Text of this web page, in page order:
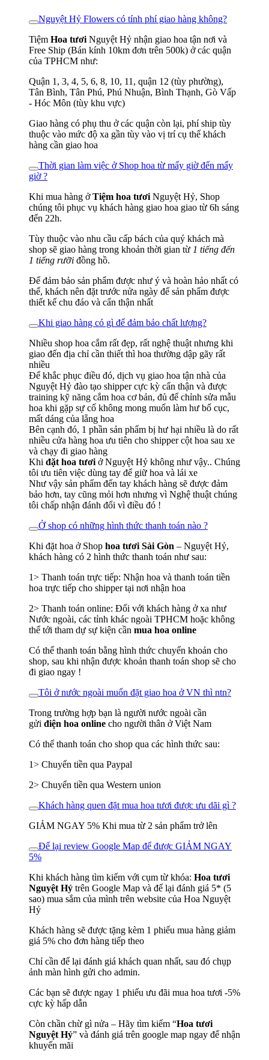
Nguyệt Hỷ Flowers có tính phí giao hàng không?
Tiệm Hoa tươi Nguyệt Hỷ nhận giao hoa tận nơi và
Free Ship (Bán kính 10km đơn trên 500k) ở các quận
của TPHCM như:
Quận 1, 3, 4, 5, 6, 8, 10, 11, quận 12 (tùy phường),
Tân Bình, Tân Phú, Phú Nhuận, Bình Thạnh, Gò Vấp
- Hóc Môn (tùy khu vực)
Giao hàng có phụ thu ở các quận còn lại, phí ship tùy
thuộc vào mức độ xa gần tùy vào vị trí cụ thể khách
hàng cần giao hoa
Thời gian làm việc ở Shop hoa từ mấy giờ đến mấy
giờ ?
Khi mua hàng ởTiệm hoa tươi Nguyệt Hỷ, Shop
chúng tôi phục vụ khách hàng giao hoa giao từ 6h sáng
đến 22h.
Tùy thuộc vào nhu cầu cấp bách của quý khách mà
shop sẽ giao hàng trong khoản thời gian từ 1 tiếng đến
1 tiếng rưỡi đồng hồ.
Để đảm bảo sản phẩm được như ý và hoàn hảo nhất có
thể, khách nên đặt trước nửa ngày để sản phẩm được
thiết kế chu đáo và cẩn thận nhất
Khi giao hàng có gì để đảm bảo chất lượng?
Nhiều shop hoa cắm rất đẹp, rất nghệ thuật nhưng khi
giao đến địa chỉ cần thiết thì hoa thường dập gãy rất
nhiều
Để khắc phục điều đó, dịch vụ giao hoa tận nhà của
Nguyệt Hỷ đào tạo shipper cực kỳ cẩn thận và được
training kỹ năng cắm hoa cơ bản, đủ để chỉnh sửa mẫu
hoa khi gặp sự cố không mong muốn làm hư bố cục,
mất dáng của lẵng hoa
Bên cạnh đó, 1 phần sản phẩm bị hư hại nhiều là do rất
nhiều cửa hàng hoa ưu tiên cho shipper cột hoa sau xe
và chạy đi giao hàng
Khi đặt hoa tươi ở Nguyệt Hỷ không như vậy.. Chúng
tôi ưu tiên việc dùng tay để giữ hoa và lái xe
Như vậy sản phẩm đến tay khách hàng sẽ được đảm
bảo hơn, tay cũng mỏi hơn nhưng vì Nghệ thuật chúng
tôi chấp nhận đánh đổi vì điều đó !
Ở shop có những hình thức thanh toán nào ?
Khi đặt hoa ở Shop hoa tươi Sài Gòn – Nguyệt Hỷ,
khách hàng có 2 hình thức thanh toán như sau:
1> Thanh toán trực tiếp: Nhận hoa và thanh toán tiền
hoa trực tiếp cho shipper tại nơi nhận hoa
2> Thanh toán online: Đối với khách hàng ở xa như
Nước ngoài, các tỉnh khác ngoài TPHCM hoặc không
thể tới tham dự sự kiện cần mua hoa online
Có thể thanh toán bằng hình thức chuyển khoản cho
shop, sau khi nhận được khoản thanh toán shop sẽ cho
đi giao ngay !
Tôi ở nước ngoài muốn đặt giao hoa ở VN thì ntn?
Trong trường hợp bạn là người nước ngoài cần
gửi điện hoa online cho người thân ở Việt Nam
Có thể thanh toán cho shop qua các hình thức sau:
1> Chuyển tiền qua Paypal
2> Chuyển tiền qua Western union
Khách hàng quen đặt mua hoa tươi được ưu dãi gì ?
GIẢM NGAY 5% Khi mua từ 2 sản phẩm trở lên
Để lại review Google Map để được GIẢM NGAY
5%
Khi khách hàng tìm kiếm với cụm từ khóa: Hoa tươi
Nguyệt Hỷ trên Google Map và để lại đánh giá 5* (5
sao) mua sắm của mình trên website của Hoa Nguyệt
Hỷ
Khách hàng sẽ được tặng kèm 1 phiếu mua hàng giảm
giá 5% cho đơn hàng tiếp theo
Chỉ cần để lại đánh giá khách quan nhất, sau đó chụp
ảnh màn hình gửi cho admin.
Các bạn sẽ được ngay 1 phiếu ưu đãi mua hoa tươi -5%
cực kỳ hấp dẫn
Còn chần chừ gì nửa – Hãy tìm kiếm “Hoa tươi
Nguyệt Hỷ” và đánh giá trên google map ngay để nhận
khuyến mãi